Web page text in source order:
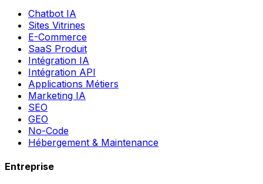
Chatbot IA
Sites Vitrines
E-Commerce
SaaS Produit
Intégration IA
Intégration API
Applications Métiers
Marketing IA
SEO
GEO
No-Code
Hébergement & Maintenance
Entreprise